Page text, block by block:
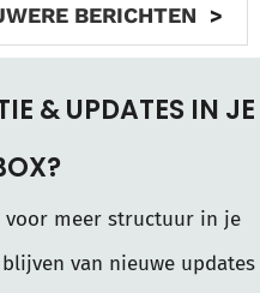
BERICHTEN
& UPDATES IN JE
meer structuur in je
van nieuwe updates